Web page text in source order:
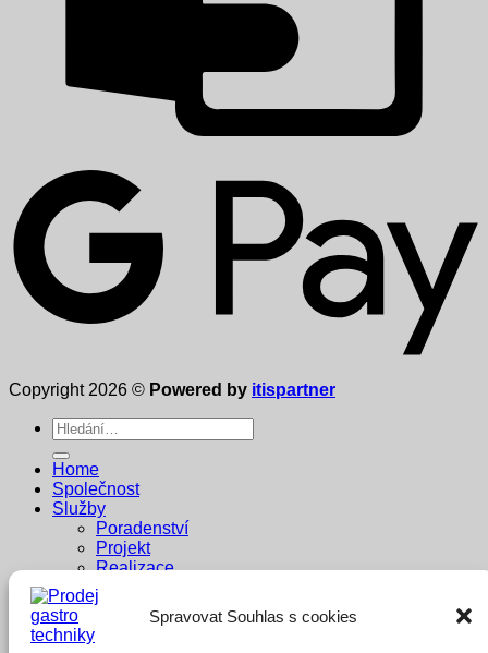
Spravovat Souhlas s cookies
Copyright 2026 © Powered by itispartner
Hledat:
Home
Společnost
Služby
Poradenství
Projekt
Realizace
Prodej
Servis
Dodavatelé
Reference